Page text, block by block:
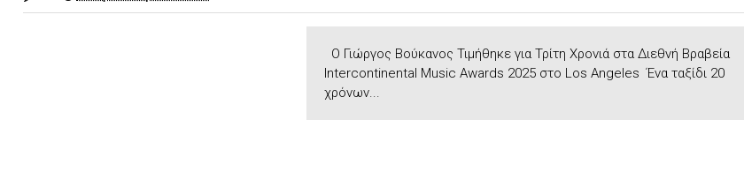
Ο Γιώργος Βούκανος Τιμήθηκε για Τρίτη Χρονιά στα Διεθνή Βραβεία
Intercontinental Music Awards 2025 στο Los Angeles Ένα ταξίδι 20
χρόνων...